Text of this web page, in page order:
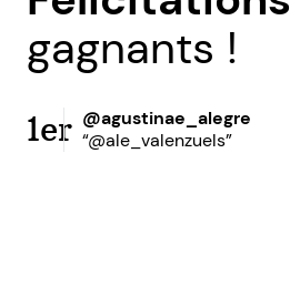
gagnants !
1er @agustinae_alegre
“@ale_valenzuels”